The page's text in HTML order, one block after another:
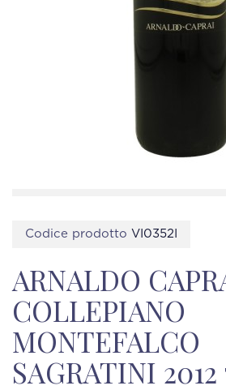
Codice prodotto VI0352I
ARNALDO
COLLEPIANO
MONTEFALCO
SAGRATINI 2012